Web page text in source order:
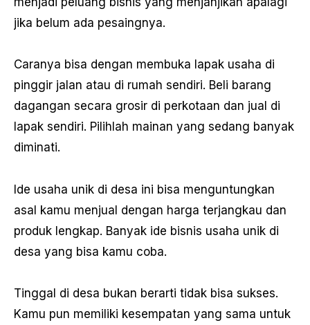
jika belum ada pesaingnya.
Caranya bisa dengan membuka lapak usaha di
pinggir jalan atau di rumah sendiri. Beli barang
dagangan secara grosir di perkotaan dan jual di
lapak sendiri. Pilihlah mainan yang sedang banyak
diminati.
Ide usaha unik di desa ini bisa menguntungkan
asal kamu menjual dengan harga terjangkau dan
produk lengkap. Banyak ide bisnis usaha unik di
desa yang bisa kamu coba.
Tinggal di desa bukan berarti tidak bisa sukses.
Kamu pun memiliki kesempatan yang sama untuk